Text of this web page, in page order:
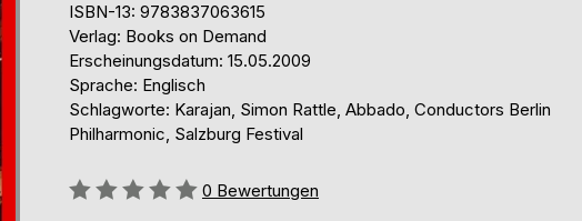
ISBN-13: 9783837063615
Verlag: Books on Demand
Erscheinungsdatum: 15.05.2009
Sprache: Englisch
Schlagworte: Karajan, Simon Rattle, Abbado, Conductors Berlin
Philharmonic, Salzburg Festival
Bewertung::
0 Bewertungen